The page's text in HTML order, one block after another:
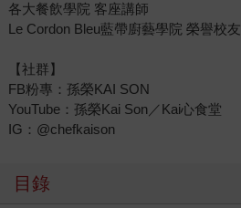
各大餐飲學院 客座講師
Le Cordon Bleu藍帶廚藝學院 榮譽校友
【社群】
FB粉專：孫榮KAI SON
YouTube：孫榮Kai Son／Kai心食堂
IG：@chefkaison
目錄